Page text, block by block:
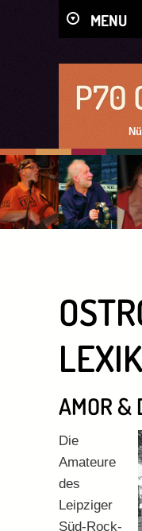
MENU
P70
AMOR &
Die
Amateure
des
Leipziger
Süd-Rock-